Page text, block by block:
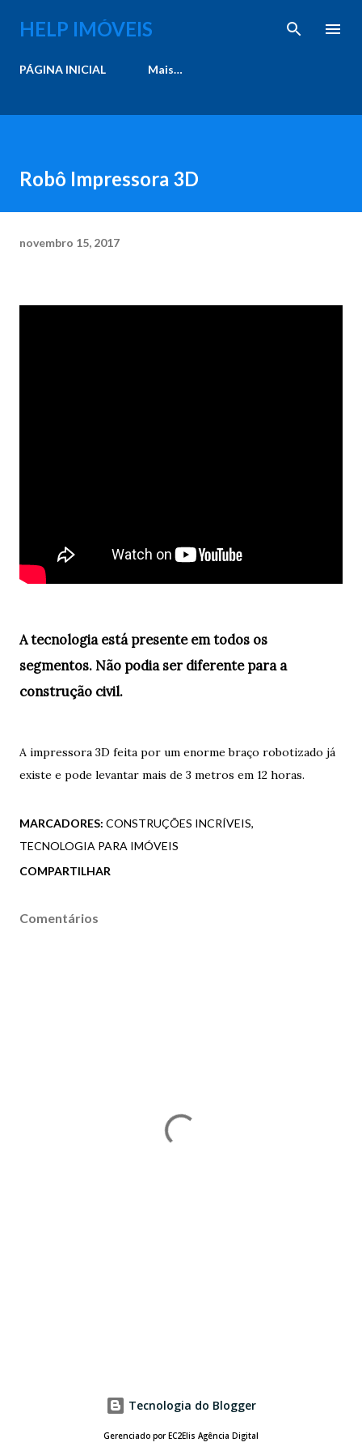
Pular para o conteúdo principal
HELP IMÓVEIS
PÁGINA INICIAL Mais…
Robô Impressora 3D
novembro 15, 2017
A tecnologia está presente em todos os
segmentos. Não podia ser diferente para a
construção civil.
A impressora 3D feita por um enorme braço robotizado já
existe e pode levantar mais de 3 metros em 12 horas.
MARCADORES: CONSTRUÇÕES INCRÍVEIS
TECNOLOGIA PARA IMÓVEIS
COMPARTILHAR
Comentários
Tecnologia do Blogger
Gerenciado por EC2Elis Agência Digital